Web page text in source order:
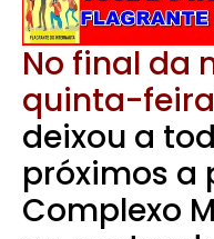
No final da
quinta-
deixou a
próximos a
Complexo